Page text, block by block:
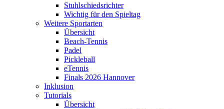
Stuhlschiedsrichter
Wichtig für den Spieltag
Weitere Sportarten
Übersicht
Beach-Tennis
Padel
Pickleball
eTennis
Finals 2026 Hannover
Inklusion
Tutorials
Übersicht